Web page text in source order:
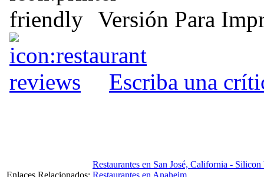
Versión Para
Escriba una
Enlaces Relacionados:
Restaurantes en San José, California -
Restaurantes en Anaheim